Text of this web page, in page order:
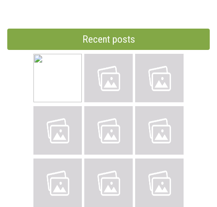
Recent posts